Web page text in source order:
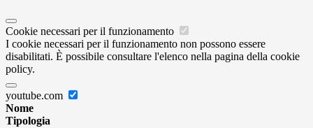
Cookie necessari per il funzionamento
I cookie necessari per il funzionamento non possono essere
disabilitati. È possibile consultare l'elenco nella pagina della cookie
policy.
youtube.com
Nome
Tipologia